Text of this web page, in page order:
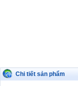
Chi tiết sản phẩm